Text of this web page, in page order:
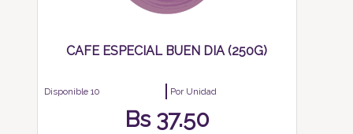
CAFE ESPECIAL BUEN DIA (250G)
Disponible 10 Por Unidad
Bs 37.50